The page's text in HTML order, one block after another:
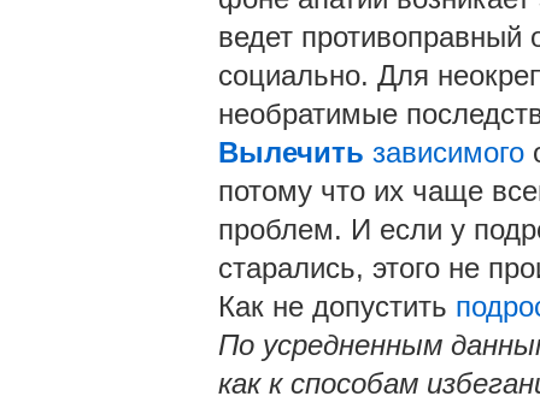
ведет противоправный
социально. Для
необратимые
Вылечить зависимого
потому что их чаще
проблем. И если у
старались, этого не
Как не допустить
По усредненным
как к способам